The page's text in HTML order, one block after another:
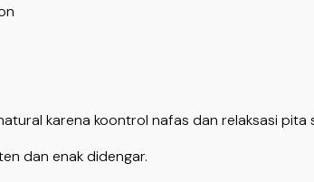
karena koontrol nafas dan relaksasi pita
dan enak didengar.